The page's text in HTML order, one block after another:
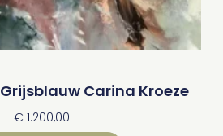
Carina Kroeze
€ 1.200,00